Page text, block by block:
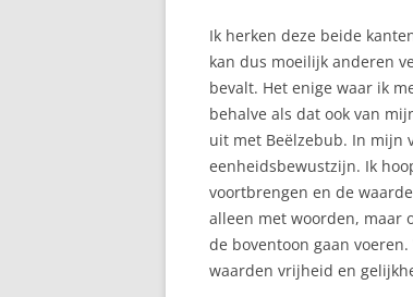
Ik herken deze beide
kan dus moeilijk anderen
bevalt. Het enige waar ik
behalve als dat ook van
uit met Beëlzebub. In mijn
eenheidsbewustzijn. Ik
voortbrengen en de
alleen met woorden, maar
de boventoon gaan
waarden vrijheid en